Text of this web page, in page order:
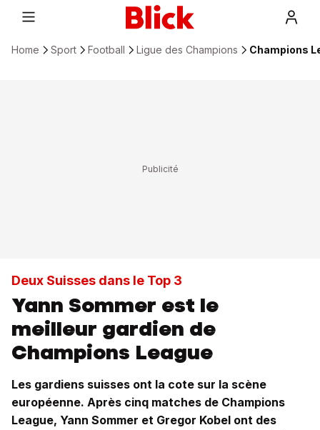
Home Sport Football Ligue des Champions Champions
Deux Suisses dans le Top 3
Yann Sommer est le
meilleur gardien de
Champions League
Les gardiens suisses ont la cote sur la scène
européenne. Après cinq matches de Champions
League, Yann Sommer et Gregor Kobel ont des